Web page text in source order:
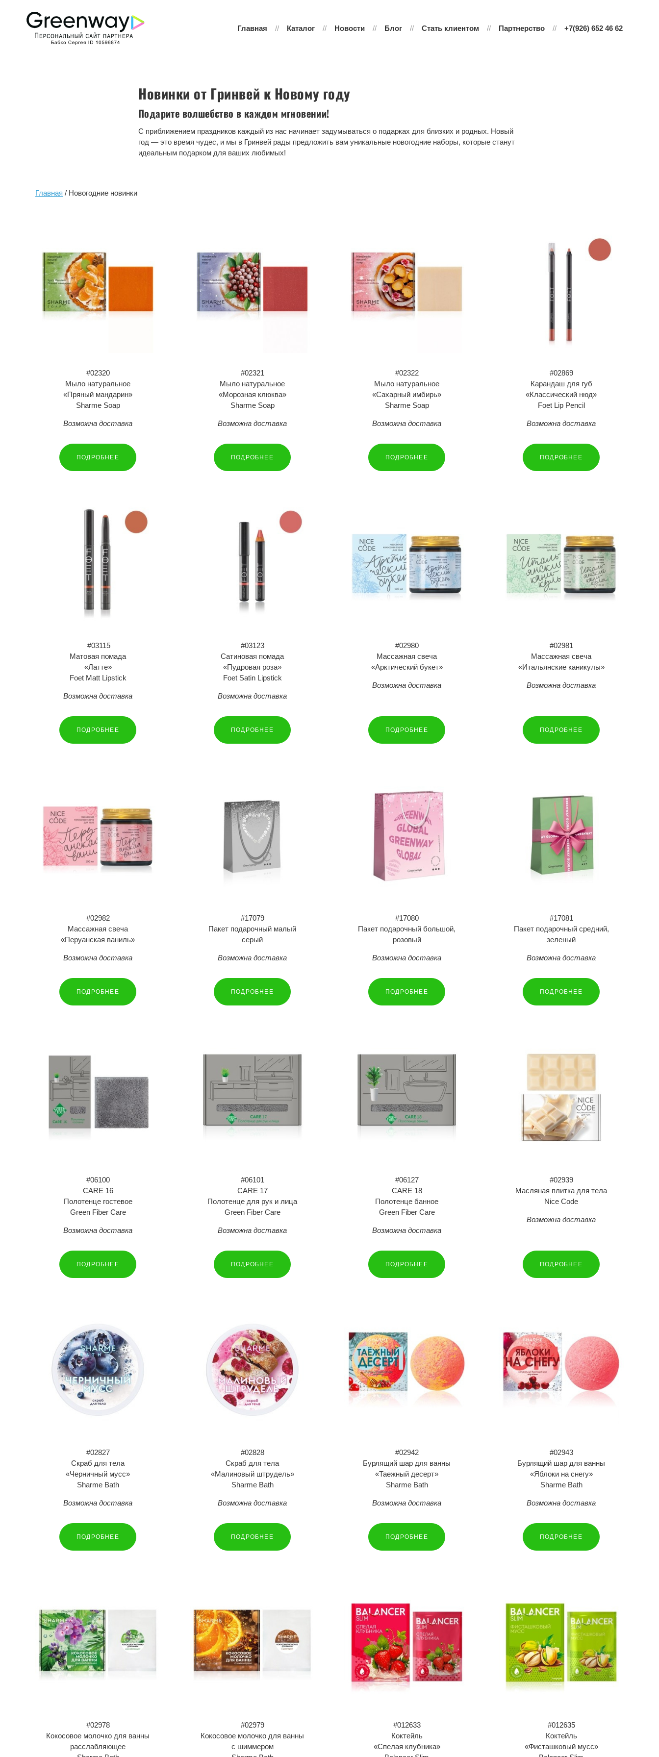
Главная Каталог Новости Блог Стать клиентом Партнерство +7(926) 652 46 62
Новинки от Гринвей к Новому году
Подарите волшебство в каждом мгновении!
С приближением праздников каждый из нас начинает задумываться о подарках для близких и родных. Новый
год — это время чудес, и мы в Гринвей рады предложить вам уникальные новогодние наборы, которые станут
идеальным подарком для ваших любимых!
Главная / Новогодние новинки
#02320
Мыло натуральное
«Пряный мандарин»
Sharme Soap
Возможна доставка
ПОДРОБНЕЕ
#02321
Мыло натуральное
«Морозная клюква»
Sharme Soap
Возможна доставка
ПОДРОБНЕЕ
#02322
Мыло натуральное
«Сахарный имбирь»
Sharme Soap
Возможна доставка
ПОДРОБНЕЕ
#02869
Карандаш для губ
«Классический нюд»
Foet Lip Pencil
Возможна доставка
ПОДРОБНЕЕ
#03115
Матовая помада
«Латте»
Foet Matt Lipstick
Возможна доставка
ПОДРОБНЕЕ
#03123
Сатиновая помада
«Пудровая роза»
Foet Satin Lipstick
Возможна доставка
ПОДРОБНЕЕ
#02980
Массажная свеча
«Арктический букет»
Возможна доставка
ПОДРОБНЕЕ
#02981
Массажная свеча
«Итальянские каникулы»
Возможна доставка
ПОДРОБНЕЕ
#02982
Массажная свеча
«Перуанская ваниль»
Возможна доставка
ПОДРОБНЕЕ
#17079
Пакет подарочный малый
серый
Возможна доставка
ПОДРОБНЕЕ
#17080
Пакет подарочный большой,
розовый
Возможна доставка
ПОДРОБНЕЕ
#17081
Пакет подарочный средний,
зеленый
Возможна доставка
ПОДРОБНЕЕ
#06100
CARE 16
Полотенце гостевое
Green Fiber Care
Возможна доставка
ПОДРОБНЕЕ
#06101
CARE 17
Полотенце для рук и лица
Green Fiber Care
Возможна доставка
ПОДРОБНЕЕ
#06127
CARE 18
Полотенце банное
Green Fiber Care
Возможна доставка
ПОДРОБНЕЕ
#02939
Масляная плитка для тела
Nice Code
Возможна доставка
ПОДРОБНЕЕ
#02827
Скраб для тела
«Черничный мусс»
Sharme Bath
Возможна доставка
ПОДРОБНЕЕ
#02828
Скраб для тела
«Малиновый штрудель»
Sharme Bath
Возможна доставка
ПОДРОБНЕЕ
#02942
Бурлящий шар для ванны
«Таежный десерт»
Sharme Bath
Возможна доставка
ПОДРОБНЕЕ
#02943
Бурлящий шар для ванны
«Яблоки на снегу»
Sharme Bath
Возможна доставка
ПОДРОБНЕЕ
#02978
Кокосовое молочко для ванны
расслабляющее
#02979
Кокосовое молочко для ванны
с шиммером
#012633
Коктейль
«Спелая клубника»
#012635
Коктейль
«Фисташковый мусс»